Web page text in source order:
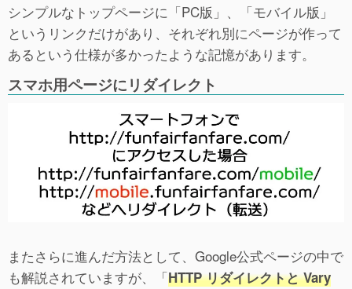
シンプルなトップページに「PC版」、「モバイル版」
というリンクだけがあり、それぞれ別にページが作って
あるという仕様が多かったような記憶があります。
スマホ用ページにリダイレクト
またさらに進んだ方法として、Google公式ページの中で
も解説されていますが、「HTTP リダイレクトと Vary